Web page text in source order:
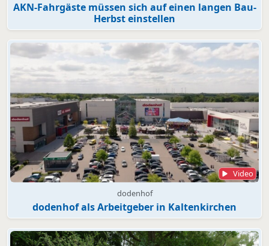
AKN-Fahrgäste müssen sich auf einen langen Bau-
Herbst einstellen
Video
dodenhof
dodenhof als Arbeitgeber in Kaltenkirchen